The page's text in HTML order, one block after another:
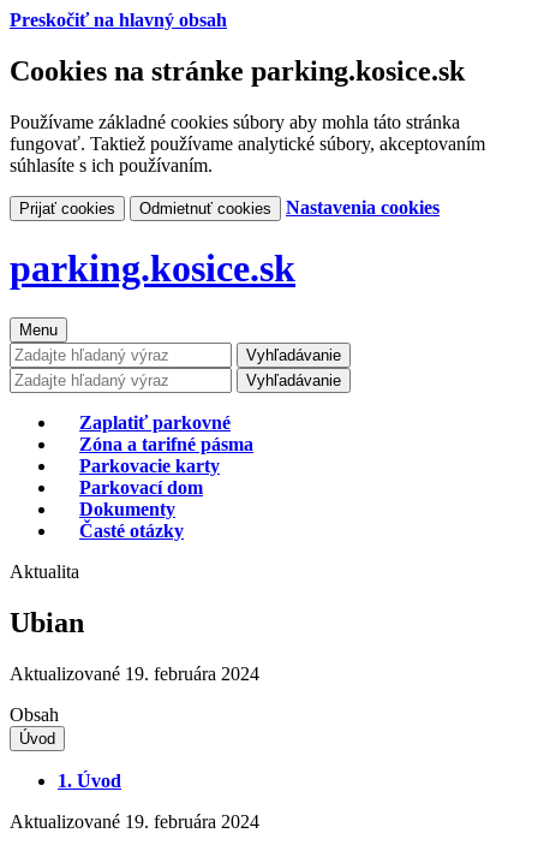
Preskočiť na hlavný obsah
Cookies na stránke parking.kosice.sk
Používame základné cookies súbory aby mohla táto stránka
fungovať. Taktiež používame analytické súbory, akceptovaním
súhlasíte s ich používaním.
Prijať cookies Odmietnuť cookies Nastavenia cookies
parking.kosice.sk
Menu
Vyhľadávanie
Vyhľadávanie
Zaplatiť parkovné
Zóna a tarifné pásma
Parkovacie karty
Parkovací dom
Dokumenty
Časté otázky
Aktualita
Ubian
Aktualizované 19. februára 2024
Obsah
Úvod
1. Úvod
Aktualizované 19. februára 2024